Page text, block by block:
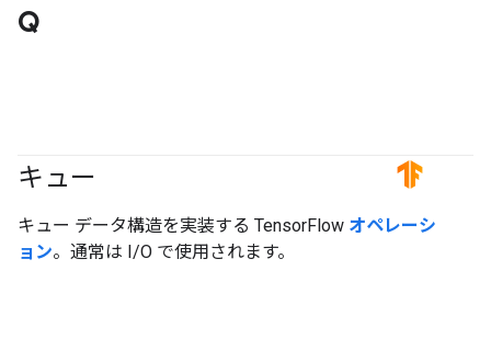
Q
キュー #TensorFlow
キュー データ構造を実装する TensorFlow オペレーシ
ョン。通常は I/O で使用されます。